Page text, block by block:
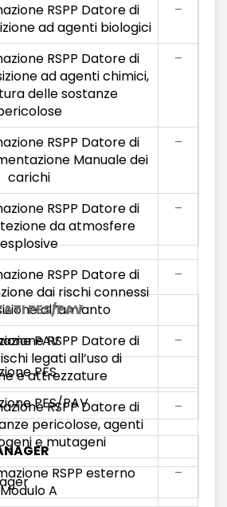
RSPP Datore di
ad agenti biologici
–
RSPP Datore di
ad agenti chimici,
delle sostanze
–
RSPP Datore di
Manuale dei
carichi
–
RSPP Datore di
da atmosfere
esplosive
–
RSPP Datore di
dai rischi connessi
all’amianto
–
RSPP Datore di
legati all’uso di
e attrezzature
–
RSPP Datore di
pericolose, agenti
e mutageni
–
RSPP esterno
Modulo A
–
PES/PAV
PAV
PES
PES/PAV